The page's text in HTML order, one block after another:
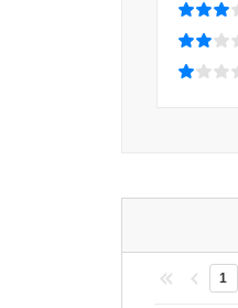
학습플랜
출제경향분석
제4장 토지의
제5장 지적측량
[공인중개사 1
1